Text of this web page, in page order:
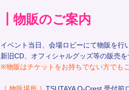
┃物販のご案内
イベント当日、会場ロビーにて物販を行
新旧CD、オフィシャルグッズ等の販売
※物販はチケットをお持ちでない方でも